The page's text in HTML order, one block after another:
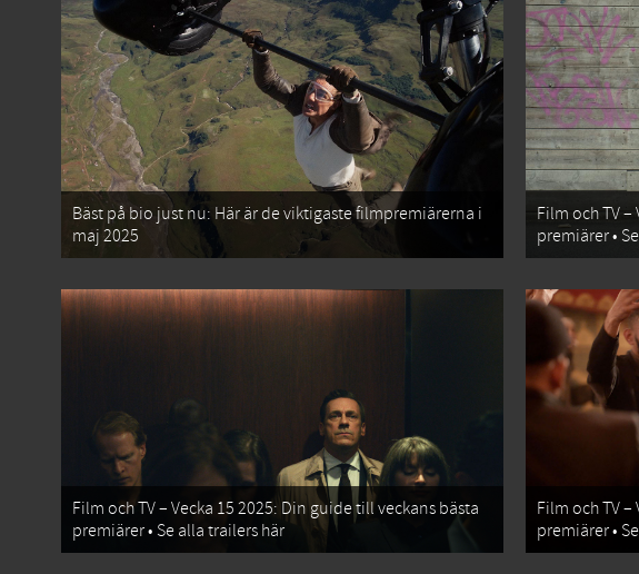
Bäst på bio just nu: Här är de viktigaste filmpremiärerna i
maj 2025
Film och TV
premiärer •
Film och TV – Vecka 15 2025: Din guide till veckans bästa
premiärer • Se alla trailers här
Film och TV
premiärer •